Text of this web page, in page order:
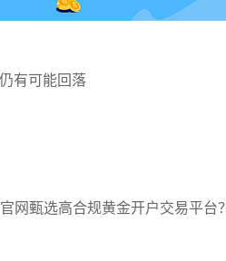
有可能回落
网甄选高合规黄金开户交易平台？